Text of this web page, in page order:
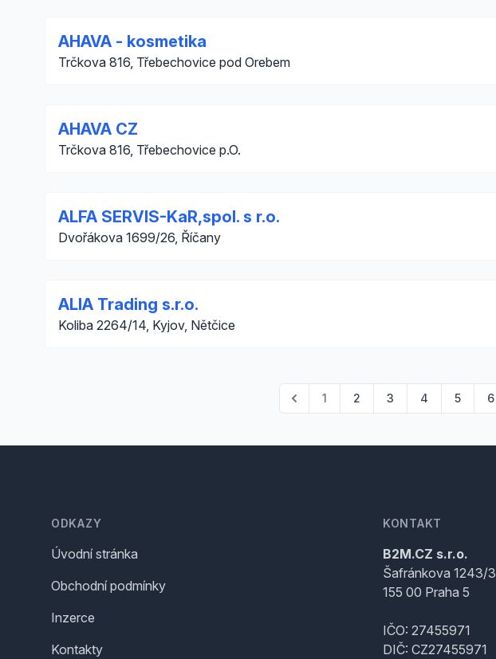
AHAVA - kosmetika
Trčkova 816, Třebechovice pod Orebem
AHAVA CZ
Trčkova 816, Třebechovice p.O.
ALFA SERVIS-KaR,spol. s r.o.
Dvořákova 1699/26, Říčany
ALIA Trading s.r.o.
Koliba 2264/14, Kyjov, Nětčice
1 2 3 4 5 6
ODKAZY
Úvodní stránka
Obchodní podmínky
Inzerce
Kontakty
KONTAKT
B2M.CZ s.r.o.
Šafránkova 1243/3
155 00 Praha 5
IČO: 27455971
DIČ: CZ27455971